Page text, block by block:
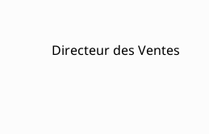
Directeur des Ventes